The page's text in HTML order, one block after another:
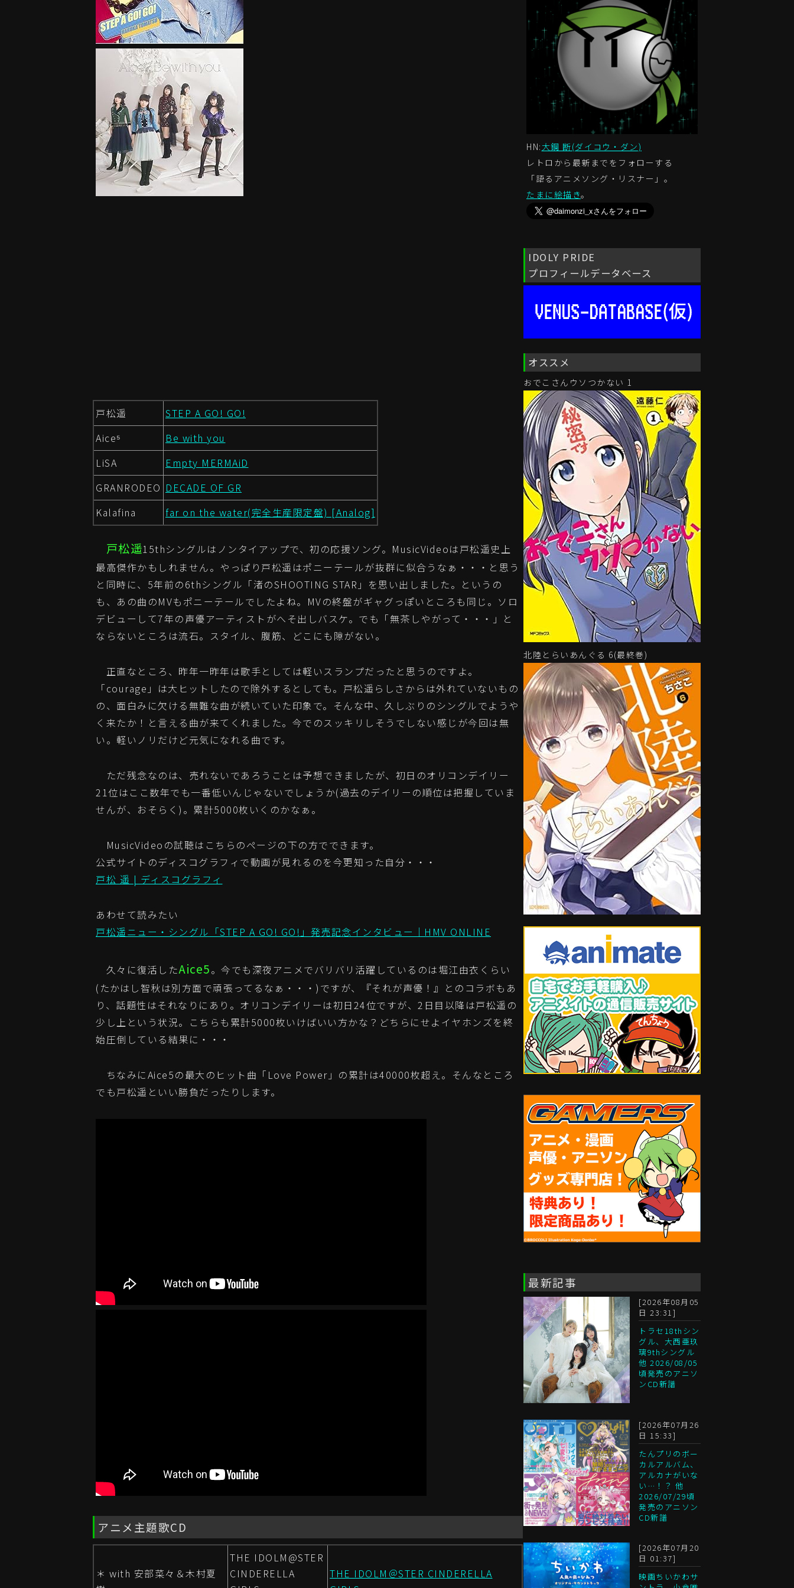
戸松遥
STEP A GO! GO!
Aice⁵
Be with you
LiSA
Empty MERMAiD
GRANRODEO DECADE OF GR
Kalafina
far on the water(完全生産限定盤) [Analog]
戸松遥15thシングルはノンタイアップで、初の応援ソング。MusicVideoは戸松遥史上
最高傑作かもしれません。やっぱり戸松遥はポニーテールが抜群に似合うなぁ・・・と思う
と同時に、5年前の6thシングル「渚のSHOOTING STAR」を思い出しました。というの
も、あの曲のMVもポニーテールでしたよね。MVの終盤がギャグっぽいところも同じ。ソロ
デビューして7年の声優アーティストがへそ出しバスケ。でも「無茶しやがって・・・」と
ならないところは流石。スタイル、腹筋、どこにも隙がない。
正直なところ、昨年一昨年は歌手としては軽いスランプだったと思うのですよ。
「courage」は大ヒットしたので除外するとしても。戸松遥らしさからは外れていないもの
の、面白みに欠ける無難な曲が続いていた印象で。そんな中、久しぶりのシングルでようや
く来たか！と言える曲が来てくれました。今でのスッキリしそうでしない感じが今回は無
い。軽いノリだけど元気になれる曲です。
ただ残念なのは、売れないであろうことは予想できましたが、初日のオリコンデイリー
21位はここ数年でも一番低いんじゃないでしょうか(過去のデイリーの順位は把握していま
せんが、おそらく)。累計5000枚いくのかなぁ。
MusicVideoの試聴はこちらのページの下の方でできます。
公式サイトのディスコグラフィで動画が見れるのを今更知った自分・・・
戸松 遥 | ディスコグラフィ
あわせて読みたい
戸松遥ニュー・シングル「STEP A GO! GO!」発売記念インタビュー｜HMV ONLINE
久々に復活したAice5。今でも深夜アニメでバリバリ活躍しているのは堀江由衣くらい
(たかはし智秋は別方面で頑張ってるなぁ・・・)ですが、『それが声優！』とのコラボもあ
り、話題性はそれなりにあり。オリコンデイリーは初日24位ですが、2日目以降は戸松遥の
少し上という状況。こちらも累計5000枚いけばいい方かな？どちらにせよイヤホンズを終
始圧倒している結果に・・・
ちなみにAice5の最大のヒット曲「Love Power」の累計は40000枚超え。そんなところ
でも戸松遥といい勝負だったりします。
アニメ主題歌CD
＊ with 安部菜々＆木村夏
THE IDOLM@STER
CINDERELLA
THE IDOLM＠STER CINDERELLA
HN: 大鋼 断(ダイコウ・ダン)
レトロから最新までをフォローする
「語るアニメソング・リスナー」。
たまに絵描き。
IDOLY PRIDE
プロフィールデータベース
オススメ
おでこさんウソつかない 1
北陸とらいあんぐる 6(最終巻)
最新記事
[2026年08月05
日 23:31]
トラセ18thシン
グル、大西亜玖
璃9thシングル
他 2026/08/05
頃発売のアニソ
ンCD新譜
[2026年07月26
日 15:33]
たんプリのボー
カルアルバム、
アルカナがいな
い…！？ 他
2026/07/29頃
発売のアニソン
CD新譜
[2026年07月20
日 01:37]
映画ちいかわサ